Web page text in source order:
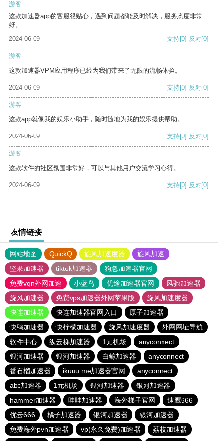
游客
这款加速器app的客服很贴心，遇到问题都能及时解决，服务态度非常
好。
2024-06-09
支持[0] 反对[0]
游客
这款加速器VPM应用程序已经为我们带来了无限的流畅体验。
2024-06-09 支持[0] 反对[0]
游客
这款app就像我的娱乐小助手，随时随地为我的娱乐提供帮助。
2024-06-09 支持[0] 反对[0]
游客
这款软件的社区氛围非常好，可以与其他用户交流学习心得。
2024-06-09 支持[0] 反对[0]
友情链接
网站地图 QuickQ 旋风加速度器
旋风加速
坚果加速器
tiktok加速器
狗急加速器官网
免费vqn外网加速
小蓝鸟 优途加速器官网
风驰加速器
旋风加速器
免费vps加速器外网苹果版
旋风加速度器
快连加速器
快连加速器官网入口
原子加速器
快鸭加速器
快柠檬加速器 旋风加速度器
外网网址导航
软件中心
纵云梯加速器 1元机场
anyconnect
银河加速器
银河加速器 白鲸加速器
anyconnect
番石榴加速器
ikuuu.me加速器官网
anyconnect
abc加速器
1元机场 银河加速器
银河加速器
hammer加速器
哇哇加速器 海外梯子官网
速鹰666
优云666
橘子加速器 银河加速器
银河加速器
免费海外pvn加速器
vp(永久免费)加速器
荔枝加速器